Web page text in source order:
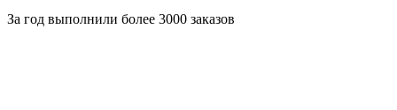
За год выполнили более 3000 заказов